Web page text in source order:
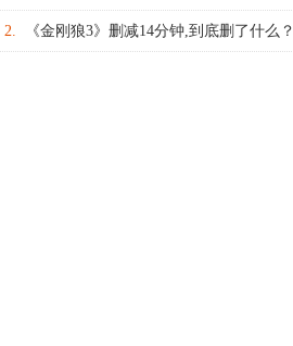
权力的游戏第八季什么时候上映播出？
2. 《金刚狼3》删减14分钟,到底删了什么？